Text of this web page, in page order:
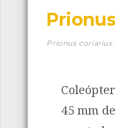
Descarregar a
Espécies
Prionus coriarius
45 mm